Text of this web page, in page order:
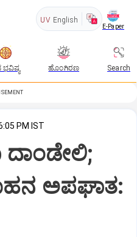
UV English
E-Paper
ಭವಿಷ್ಯ ಹೊಂಗಿರಣ Search
PM IST
ದಾಂಡೇಲಿ;
ಅಪಘಾತ: